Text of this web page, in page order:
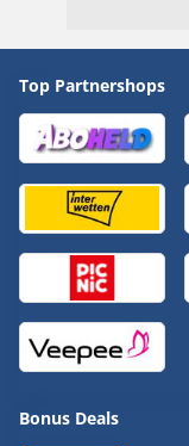
Top Partnershops
Bonus Deals